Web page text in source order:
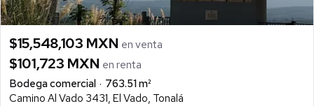
$15,548,103 MXN en venta
$101,723 MXN en renta
Bodega comercial
763.51 m²
Camino Al Vado 3431, El Vado, Tonalá